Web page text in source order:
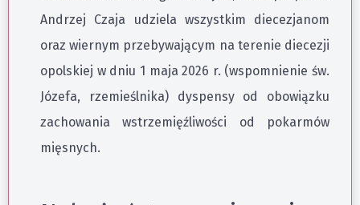
Andrzej Czaja udziela wszystkim diecezjanom
oraz wiernym przebywającym na terenie diecezji
opolskiej w dniu 1 maja 2026 r. (wspomnienie św.
Józefa, rzemieślnika) dyspensy od obowiązku
zachowania wstrzemięźliwości od pokarmów
mięsnych.